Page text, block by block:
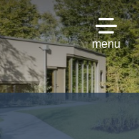
menu